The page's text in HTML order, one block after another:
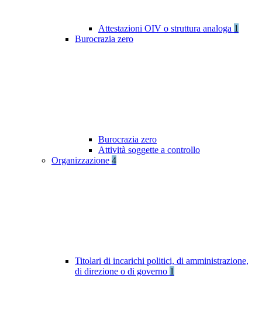
Attestazioni OIV o struttura analoga 1
Burocrazia zero
Burocrazia zero
Attività soggette a controllo
Organizzazione 4
Titolari di incarichi politici, di amministrazione,
di direzione o di governo 1